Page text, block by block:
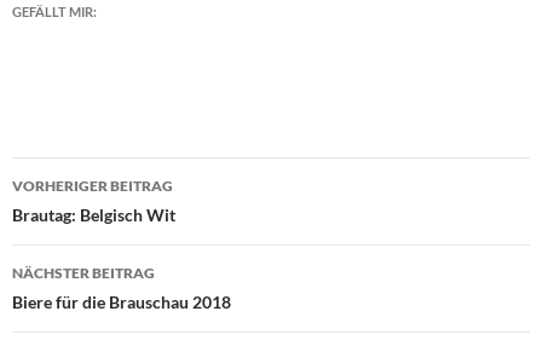
GEFÄLLT MIR:
Beitragsnavigation
VORHERIGER BEITRAG
Brautag: Belgisch Wit
NÄCHSTER BEITRAG
Biere für die Brauschau 2018